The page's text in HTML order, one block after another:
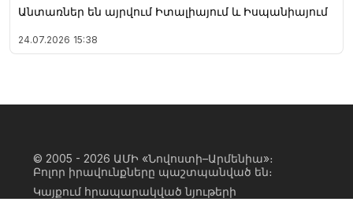
Անտառներ են այրվում Իտալիայում և Իսպանիայում
24.07.2026 15:38
© 2005 - 2026 ԱՄԻ «Նովոստի–Արմենիա»։
Բոլոր իրավունքները պաշտպանված են։
Կայքում հրապարակված նյութերի